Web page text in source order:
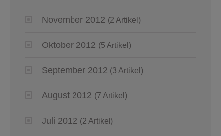
November 2012 (2 Artikel)
Oktober 2012 (5 Artikel)
September 2012 (3 Artikel)
August 2012 (7 Artikel)
Juli 2012 (2 Artikel)